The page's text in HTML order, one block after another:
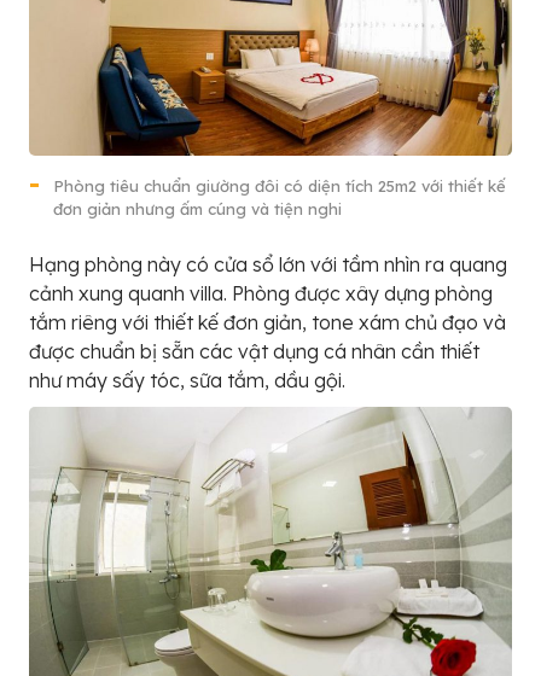
Phòng tiêu chuẩn giường đôi có diện tích 25m2 với thiết kế
đơn giản nhưng ấm cúng và tiện nghi
Hạng phòng này có cửa sổ lớn với tầm nhìn ra quang
cảnh xung quanh villa. Phòng được xây dựng phòng
tắm riêng với thiết kế đơn giản, tone xám chủ đạo và
được chuẩn bị sẵn các vật dụng cá nhân cần thiết
như máy sấy tóc, sữa tắm, dầu gội.